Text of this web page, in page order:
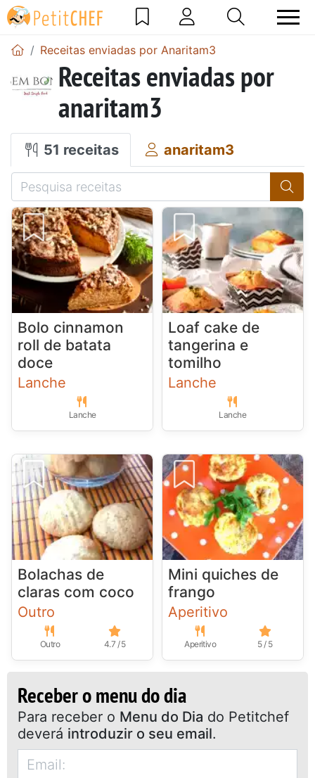
Receitas enviadas por Anaritam3
Receitas enviadas por
anaritam3
51 receitas anaritam3
Bolo cinnamon
roll de batata
doce
Lanche
Lanche
Loaf cake de
tangerina e
tomilho
Lanche
Lanche
Bolachas de
claras com coco
Outro
Outro 4.7 / 5
Mini quiches de
frango
Aperitivo
Aperitivo 5 / 5
Receber o menu do dia
Para receber o Menu do Dia do Petitchef
deverá introduzir o seu email.